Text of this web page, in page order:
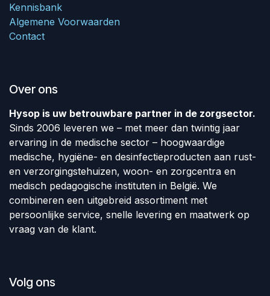
Kennisbank
Algemene Voorwaarden
Contact
Over ons
Hysop is uw betrouwbare partner in de zorgsector.
Sinds 2006 leveren we – met meer dan twintig jaar
ervaring in de medische sector – hoogwaardige
medische, hygiëne- en desinfectieproducten aan rust-
en verzorgingstehuizen, woon- en zorgcentra en
medisch pedagogische instituten in België. We
combineren een uitgebreid assortiment met
persoonlijke service, snelle levering en maatwerk op
vraag van de klant.
Volg ons